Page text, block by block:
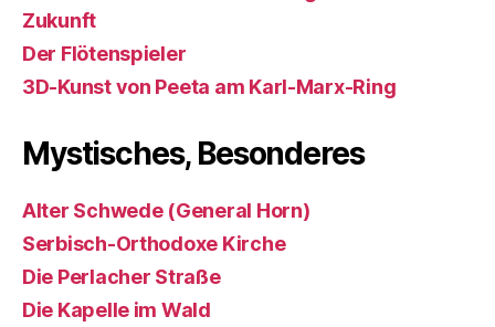
Zukunft
Der Flötenspieler
3D-Kunst von Peeta am Karl-Marx-Ring
Mystisches, Besonderes
Alter Schwede (General Horn)
Serbisch-Orthodoxe Kirche
Die Perlacher Straße
Die Kapelle im Wald